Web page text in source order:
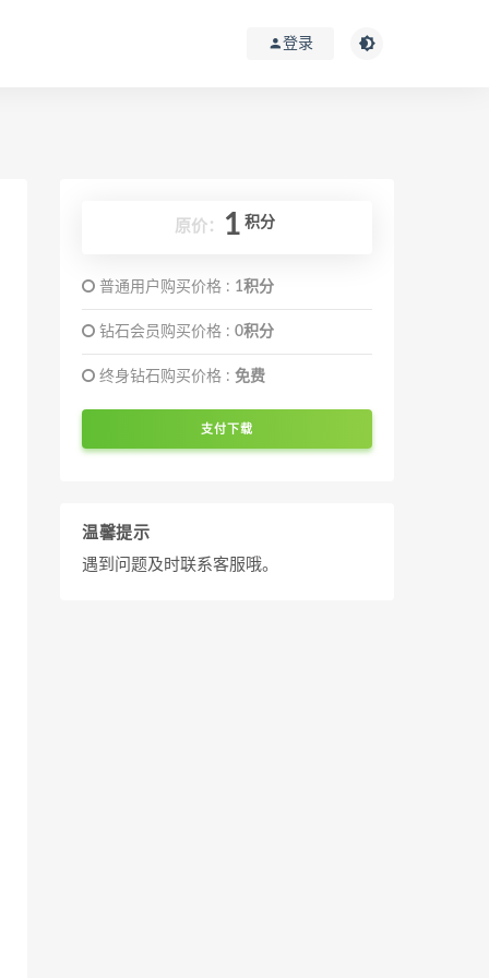
登录
原价： 1 积分
普通用户购买价格 : 1积分
钻石会员购买价格 : 0积分
终身钻石购买价格 : 免费
支付下载
温馨提示
遇到问题及时联系客服哦。